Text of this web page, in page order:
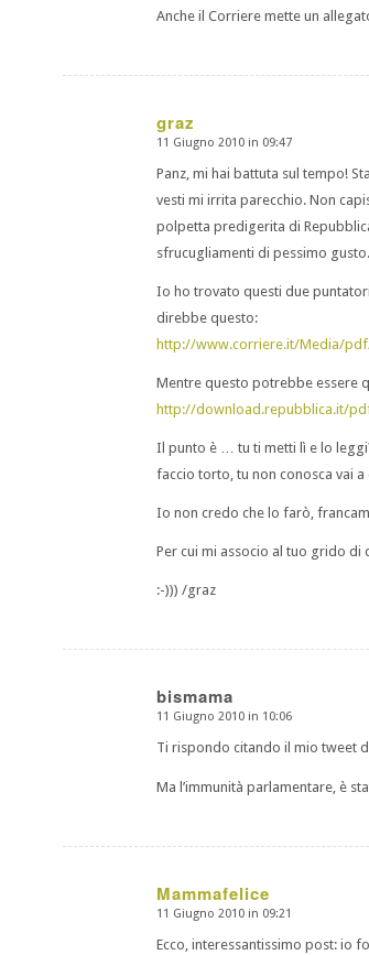
Anche il Corriere mette un
graz
dice:
11 Giugno 2010 in 09:47
Panz, mi hai battuta sul tempo!
vesti mi irrita parecchio. Non
polpetta predigerita di
sfrucugliamenti di pessimo gusto.
Io ho trovato questi due
direbbe questo:
http://www.corriere.it/Media/
Mentre questo potrebbe essere
http://download.repubblica.it/
Il punto è … tu ti metti lì e lo
faccio torto, tu non conosca vai a
Io non credo che lo farò,
Per cui mi associo al tuo grido di
:-))) /graz
bismama
dice:
11 Giugno 2010 in 10:06
Ti rispondo citando il mio tweet
Ma l’immunità parlamentare, è
Mammafelice
dice:
11 Giugno 2010 in 09:21
Ecco, interessantissimo post: io